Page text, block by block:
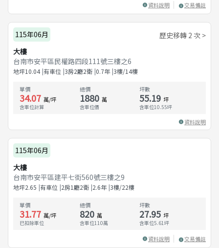
資料說明 交易備註
115年06月
歷史移轉 2 次 >
大樓
台南市安平區民權路四段111號三樓之6
地坪10.04 有車位 3房2廳2衛 0.7年 3樓/14樓
單價
34.07 萬/坪
含車位計算
總價
1880 萬
含車位價
坪數
55.19 坪
含車位10.55坪
資料說明
115年06月
大樓
台南市安平區建平七街560號三樓之9
地坪2.65 有車位 2房1廳2衛 2.6年 3樓/22樓
單價
31.77 萬/坪
已扣除車位
總價
820 萬
含車位110萬
坪數
27.95 坪
含車位5.61坪
資料說明 交易備註